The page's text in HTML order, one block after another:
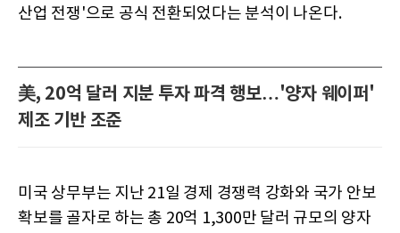
산업 전쟁'으로 공식 전환되었다는 분석이 나온다.
美, 20억 달러 지분 투자 파격 행보…'양자 웨이퍼'
제조 기반 조준
미국 상무부는 지난 21일 경제 경쟁력 강화와 국가 안보
확보를 골자로 하는 총 20억 1,300만 달러 규모의 양자